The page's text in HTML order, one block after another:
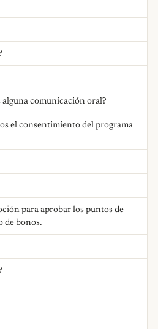
alguna comunicación oral?
el consentimiento del programa
para aprobar los puntos de
de bonos.